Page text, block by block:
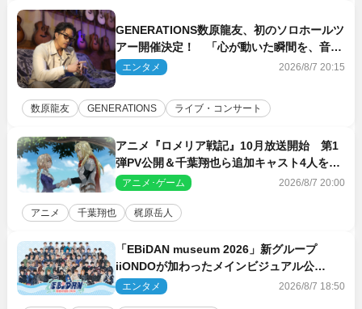
GENERATIONS数原龍友、初のソロホールツ
アー開催決定！ 「心が動いた瞬間を、音に
乗せてお届けできれば」
エンタメ 2026/8/7 20:15
数原龍友 GENERATIONS ライブ・コンサート
アニメ『ロメリア戦記』10月放送開始 第1
弾PV公開＆千葉翔也ら追加キャスト4人を発
表アニメ･ゲーム 2026/8/7 20:00
アニメ 千葉翔也 梶原岳人
「EBiDAN museum 2026」新グループ
iiONDOが加わったメインビジュアル公
開！ 開催記念グッズラインナップも
エンタメ 2026/8/7 18:50